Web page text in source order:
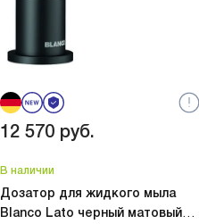
12 570 руб.
В наличии
Дозатор для жидкого мыла
Blanco Lato черный матовый